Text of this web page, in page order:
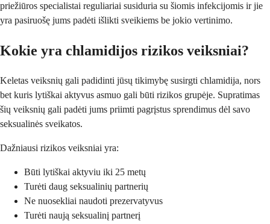
priežiūros specialistai reguliariai susiduria su šiomis infekcijomis ir jie
yra pasiruošę jums padėti išlikti sveikiems be jokio vertinimo.
Kokie yra chlamidijos rizikos veiksniai?
Keletas veiksnių gali padidinti jūsų tikimybę susirgti chlamidija, nors
bet kuris lytiškai aktyvus asmuo gali būti rizikos grupėje. Supratimas
šių veiksnių gali padėti jums priimti pagrįstus sprendimus dėl savo
seksualinės sveikatos.
Dažniausi rizikos veiksniai yra:
Būti lytiškai aktyviu iki 25 metų
Turėti daug seksualinių partnerių
Ne nuosekliai naudoti prezervatyvus
Turėti naują seksualinį partnerį